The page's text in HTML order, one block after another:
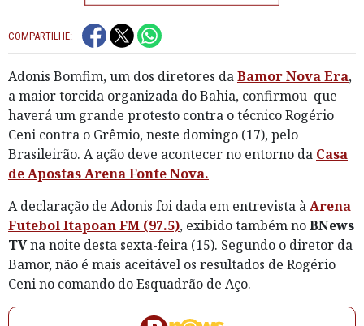
COMPARTILHE:
Adonis Bomfim, um dos diretores daBamor Nova Era,
a maior torcida organizada do Bahia, confirmou que
haverá um grande protesto contra o técnico Rogério
Ceni contra o Grêmio, neste domingo (17), pelo
Brasileirão. A ação deve acontecer no entorno da Casa
de Apostas Arena Fonte Nova.
A declaração de Adonis foi dada em entrevista àArena
Futebol Itapoan FM (97.5), exibido também noBNews
TVna noite desta sexta-feira (15). Segundo o diretor da
Bamor, não é mais aceitável os resultados de Rogério
Ceni no comando do Esquadrão de Aço.